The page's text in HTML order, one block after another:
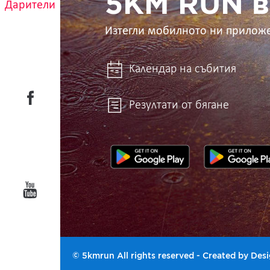
Дарители 5KM RUN
Изтегли мобилното ни
Календар на събития
Резултати от бягане
© 5kmrun All rights reserved - Created by